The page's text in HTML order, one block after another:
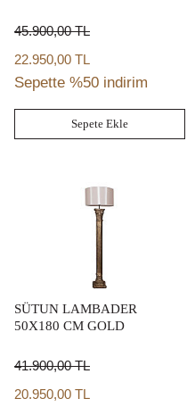
45.900,00TL
22.950,00 TL
Sepette %50 indirim
Sepete Ekle
SÜTUN LAMBADER
50X180 CM GOLD
41.900,00TL
20.950,00 TL